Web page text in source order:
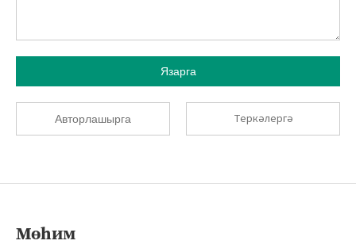
Язарга
Авторлашырга Теркәлергә
Мөһим